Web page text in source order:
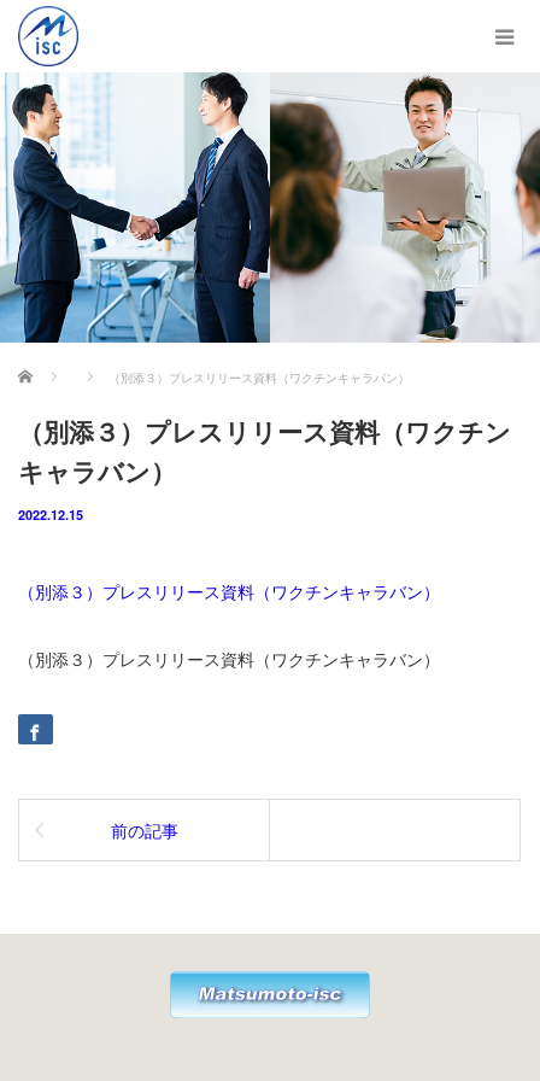
ホーム （別添３）プレスリリース資料（ワクチンキャラバン）
（別添３）プレスリリース資料（ワクチン
キャラバン）
2022.12.15
（別添３）プレスリリース資料（ワクチンキャラバン）
（別添３）プレスリリース資料（ワクチンキャラバン）
前の記事